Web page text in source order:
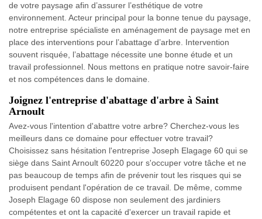
de votre paysage afin d’assurer l’esthétique de votre
environnement. Acteur principal pour la bonne tenue du paysage,
notre entreprise spécialiste en aménagement de paysage met en
place des interventions pour l’abattage d’arbre. Intervention
souvent risquée, l’abattage nécessite une bonne étude et un
travail professionnel. Nous mettons en pratique notre savoir-faire
et nos compétences dans le domaine.
Joignez l'entreprise d'abattage d'arbre à Saint
Arnoult
Avez-vous l'intention d'abattre votre arbre? Cherchez-vous les
meilleurs dans ce domaine pour effectuer votre travail?
Choisissez sans hésitation l'entreprise Joseph Elagage 60 qui se
siège dans Saint Arnoult 60220 pour s'occuper votre tâche et ne
pas beaucoup de temps afin de prévenir tout les risques qui se
produisent pendant l'opération de ce travail. De même, comme
Joseph Elagage 60 dispose non seulement des jardiniers
compétentes et ont la capacité d'exercer un travail rapide et